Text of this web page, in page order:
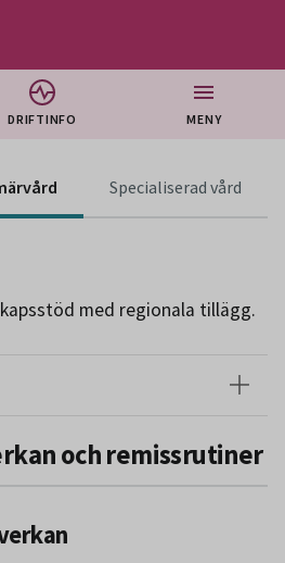
DRIFTINFO MENY
Specialiserad vård
med regionala tillägg.
och remissrutiner